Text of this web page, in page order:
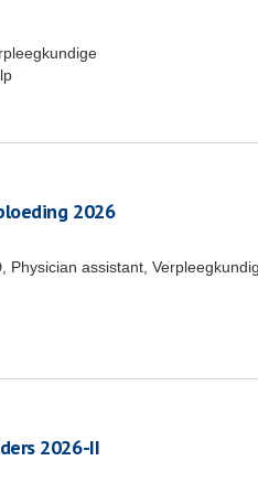
2026
Physician assistant,
2026-II